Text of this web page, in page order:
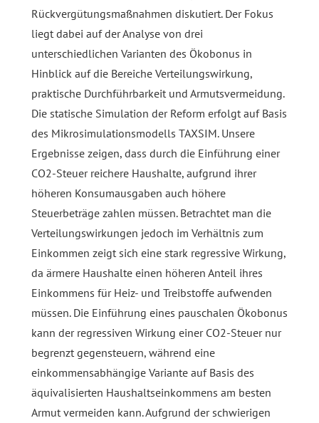
Rückvergütungsmaßnahmen diskutiert. Der Fokus
liegt dabei auf der Analyse von drei
unterschiedlichen Varianten des Ökobonus in
Hinblick auf die Bereiche Verteilungswirkung,
praktische Durchführbarkeit und Armutsvermeidung.
Die statische Simulation der Reform erfolgt auf Basis
des Mikrosimulationsmodells TAXSIM. Unsere
Ergebnisse zeigen, dass durch die Einführung einer
CO2-Steuer reichere Haushalte, aufgrund ihrer
höheren Konsumausgaben auch höhere
Steuerbeträge zahlen müssen. Betrachtet man die
Verteilungswirkungen jedoch im Verhältnis zum
Einkommen zeigt sich eine stark regressive Wirkung,
da ärmere Haushalte einen höheren Anteil ihres
Einkommens für Heiz- und Treibstoffe aufwenden
müssen. Die Einführung eines pauschalen Ökobonus
kann der regressiven Wirkung einer CO2-Steuer nur
begrenzt gegensteuern, während eine
einkommensabhängige Variante auf Basis des
äquivalisierten Haushaltseinkommens am besten
Armut vermeiden kann. Aufgrund der schwierigen